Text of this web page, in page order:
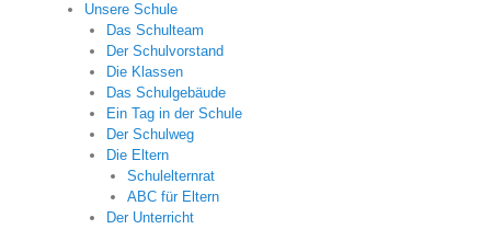
Unsere Schule
Das Schulteam
Der Schulvorstand
Die Klassen
Das Schulgebäude
Ein Tag in der Schule
Der Schulweg
Die Eltern
Schulelternrat
ABC für Eltern
Der Unterricht